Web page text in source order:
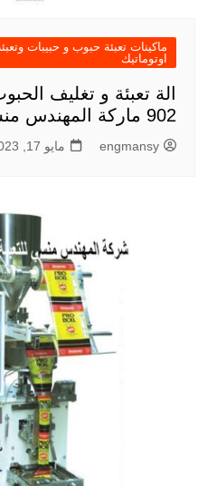
ماكينات تعبئة حبوب و حبيبات
اوتوماتيك
الة تعبئة و تغليف
902 ماركة المهندس منسى
engmansy مايو 17, 2023